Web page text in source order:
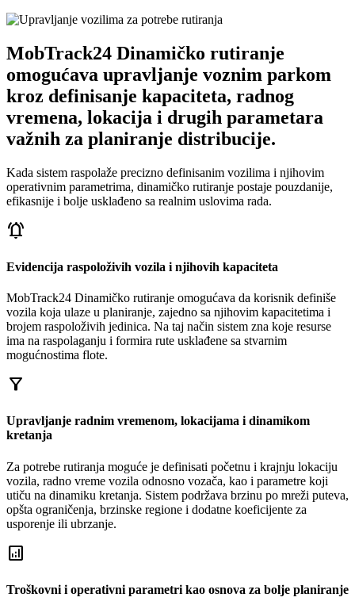
MobTrack24 Dinamičko rutiranje
omogućava upravljanje voznim parkom
kroz definisanje kapaciteta, radnog
vremena, lokacija i drugih parametara
važnih za planiranje distribucije.
Kada sistem raspolaže precizno definisanim vozilima i njihovim
operativnim parametrima, dinamičko rutiranje postaje pouzdanije,
efikasnije i bolje usklađeno sa realnim uslovima rada.
notifications_active
Evidencija raspoloživih vozila i njihovih kapaciteta
MobTrack24 Dinamičko rutiranje omogućava da korisnik definiše
vozila koja ulaze u planiranje, zajedno sa njihovim kapacitetima i
brojem raspoloživih jedinica. Na taj način sistem zna koje resurse
ima na raspolaganju i formira rute usklađene sa stvarnim
mogućnostima flote.
filter_alt
Upravljanje radnim vremenom, lokacijama i dinamikom
kretanja
Za potrebe rutiranja moguće je definisati početnu i krajnju lokaciju
vozila, radno vreme vozila odnosno vozača, kao i parametre koji
utiču na dinamiku kretanja. Sistem podržava brzinu po mreži puteva,
opšta ograničenja, brzinske regione i dodatne koeficijente za
usporenje ili ubrzanje.
analytics
Troškovni i operativni parametri kao osnova za bolje planiranje